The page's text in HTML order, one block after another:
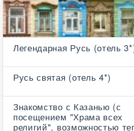
Легендарная Русь (отель
Русь святая (отель 4*)
Знакомство с Казанью (с
посещением "Храма всех
религий", возможностью